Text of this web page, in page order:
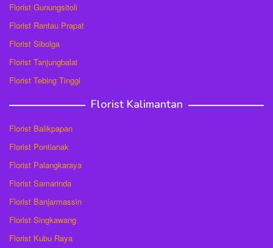
Florist Gunungsitoli
Florist Rantau Prapat
Florist Sibolga
Florist Tanjungbalai
Florist Tebing Tinggi
Florist Kalimantan
Florist Balikpapan
Florist Pontianak
Florist Palangkaraya
Florist Samarinda
Florist Banjarmassin
Florist Singkawang
Florist Kubu Raya